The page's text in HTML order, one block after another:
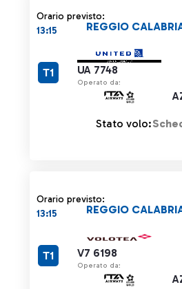
Orario previsto:
13:15
UA 7748
Operato da:
REGGIO
T1
Stato volo:
Orario previsto:
13:15
V7 6198
Operato da:
REGGIO
T1